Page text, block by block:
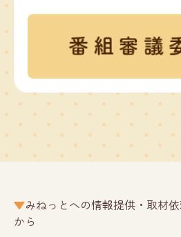
みねっとへの情報提供・取材
から